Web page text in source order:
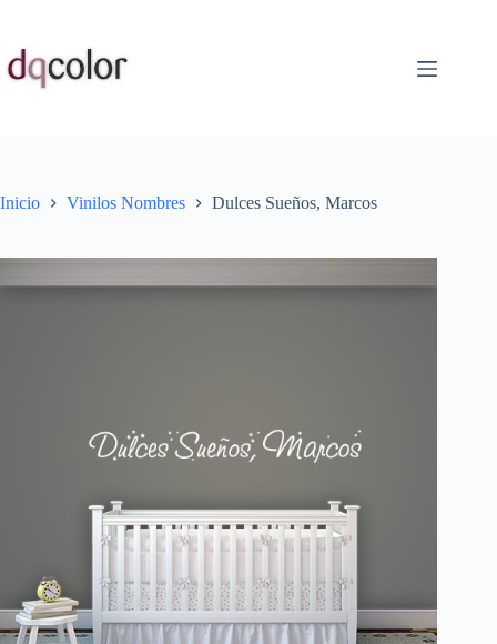
contenido
Inicio Vinilos Nombres Dulces Sueños, Marcos